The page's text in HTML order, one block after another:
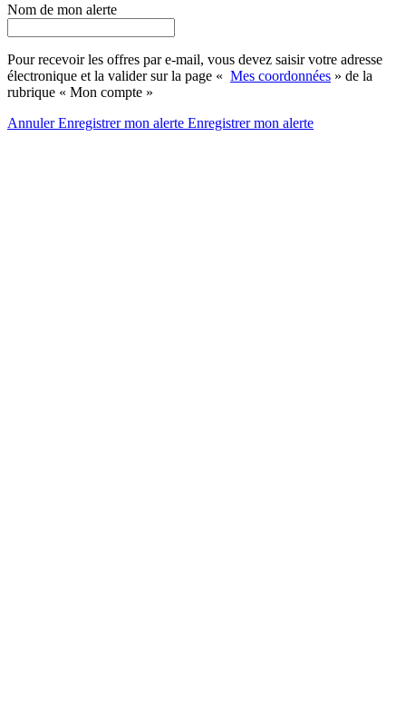
Nom de mon alerte
Pour recevoir les offres par e-mail, vous devez saisir votre adresse
électronique et la valider sur la page « Mes coordonnées » de la
rubrique « Mon compte »
AnnulerEnregistrer mon alerte Enregistrermon alerte